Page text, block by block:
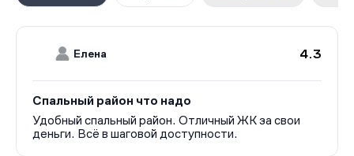
Елена 4.3
Спальный район что надо
Удобный спальный район. Отличный ЖК за свои
деньги. Всё в шаговой доступности.